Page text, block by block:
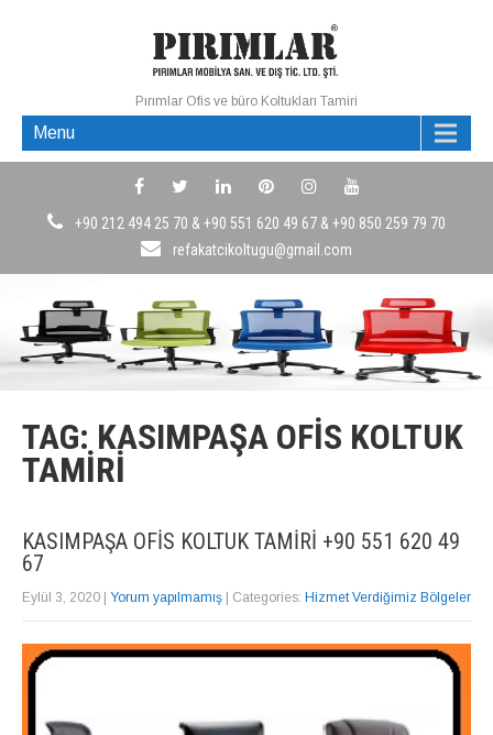
Pırımlar Ofis ve büro Koltukları Tamiri
Menu
+90 212 494 25 70 & +90 551 620 49 67 & +90 850 259 79 70
refakatcikoltugu@gmail.com
TAG: KASIMPAŞA OFIS KOLTUK
TAMIRI
KASIMPAŞA OFIS KOLTUK TAMIRI +90 551 620 49
67
Eylül 3, 2020 | Yorum yapılmamış | Categories: Hizmet Verdiğimiz Bölgeler